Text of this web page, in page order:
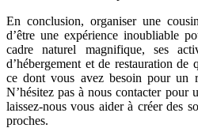
En conclusion, organiser une
d’être une expérience inoubliable
cadre naturel magnifique, ses
d’hébergement et de restauration
ce dont vous avez besoin pour un
N’hésitez pas à nous contacter pour
laissez-nous vous aider à créer des
proches.